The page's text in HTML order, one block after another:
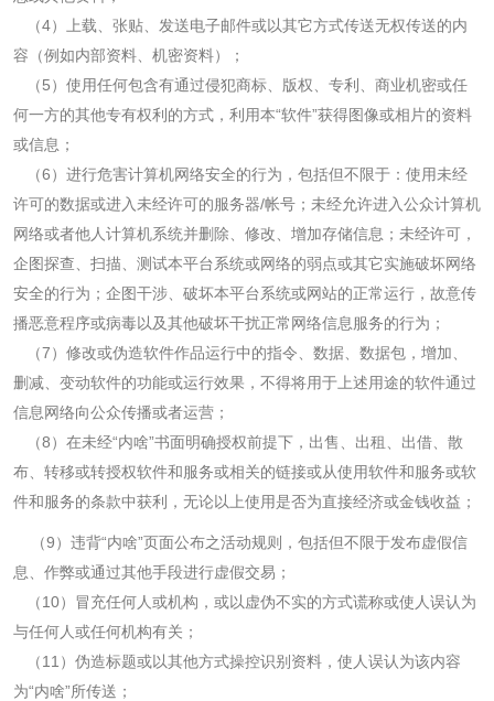
（4）上载、张贴、发送电子邮件或以其它方式传送无权传送的内
容（例如内部资料、机密资料）；
（5）使用任何包含有通过侵犯商标、版权、专利、商业机密或任
何一方的其他专有权利的方式，利用本“软件”获得图像或相片的资料
或信息；
（6）进行危害计算机网络安全的行为，包括但不限于：使用未经
许可的数据或进入未经许可的服务器/帐号；未经允许进入公众计算机
网络或者他人计算机系统并删除、修改、增加存储信息；未经许可，
企图探查、扫描、测试本平台系统或网络的弱点或其它实施破坏网络
安全的行为；企图干涉、破坏本平台系统或网站的正常运行，故意传
播恶意程序或病毒以及其他破坏干扰正常网络信息服务的行为；
（7）修改或伪造软件作品运行中的指令、数据、数据包，增加、
删减、变动软件的功能或运行效果，不得将用于上述用途的软件通过
信息网络向公众传播或者运营；
（8）在未经“内啥”书面明确授权前提下，出售、出租、出借、散
布、转移或转授权软件和服务或相关的链接或从使用软件和服务或软
件和服务的条款中获利，无论以上使用是否为直接经济或金钱收益；
（9）违背“内啥”页面公布之活动规则，包括但不限于发布虚假信
息、作弊或通过其他手段进行虚假交易；
（10）冒充任何人或机构，或以虚伪不实的方式谎称或使人误认为
与任何人或任何机构有关；
（11 ）伪造标题或以其他方式操控识别资料，使人误认为该内容
为“内啥”所传送；